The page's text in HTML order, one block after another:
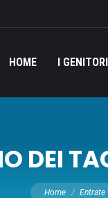
HOME I GENITORI
DEI
Tu sei qui:
Home Entrate